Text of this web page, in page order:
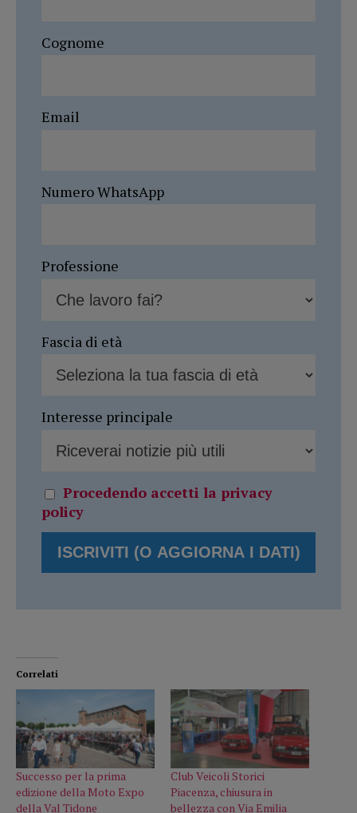
Cognome
Email
Numero WhatsApp
Professione
Fascia di età
Interesse principale
Procedendo accetti la privacy
policy
Correlati
Successo per la prima
edizione della Moto Expo
della Val Tidone
Club Veicoli Storici
Piacenza, chiusura in
bellezza con Via Emilia